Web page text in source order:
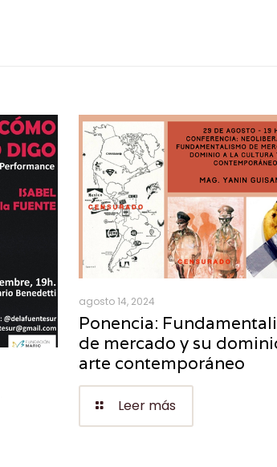
agosto 14, 2024
Ponencia:
de mercado y su
arte contemporáneo
Leer más